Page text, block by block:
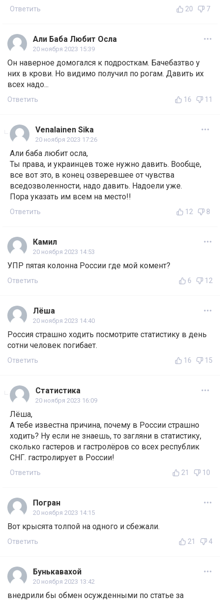
Ответить 20 7
Али Баба Любит Осла
20 ноября 2023 15:39
Он наверное домогался к подросткам. Бачебазтво у
них в крови. Но видимо получил по рогам. Давить их
всех надо...
Ответить 16 11
Venalainen Sika
20 ноября 2023 17:26
Али баба любит осла,
Ты права, и украинцев тоже нужно давить. Вообще,
все вот это, в конец озверевшее от чувства
вседозволенности, надо давить. Надоели уже.
Пора указать им всем на место!!
Ответить 12 8
Камил
20 ноября 2023 14:53
УПР пятая колонна России где мой комент?
Ответить 6 12
Лёша
20 ноября 2023 14:40
Россия страшно ходить посмотрите статистику в день
сотни человек погибает.
Ответить 16 15
Статистика
20 ноября 2023 16:09
Лёша,
А тебе известна причина, почему в России страшно
ходить? Ну если не знаешь, то загляни в статистику,
сколько гастеров и гастролёров со всех республик
СНГ. гастролирует в России!
Ответить 21 10
Погран
20 ноября 2023 14:15
Вот крысята толпой на одного и сбежали.
Ответить 21 4
Бунькавахой
20 ноября 2023 13:42
внедрили бы обмен осужденными по статье за